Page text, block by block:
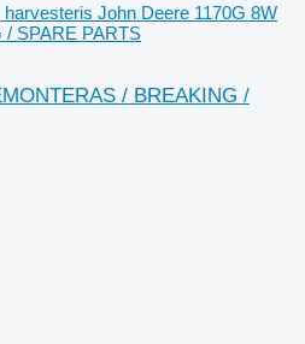
harvesteris John Deere 1170G 8W
SPARE PARTS
/ BREAKING /